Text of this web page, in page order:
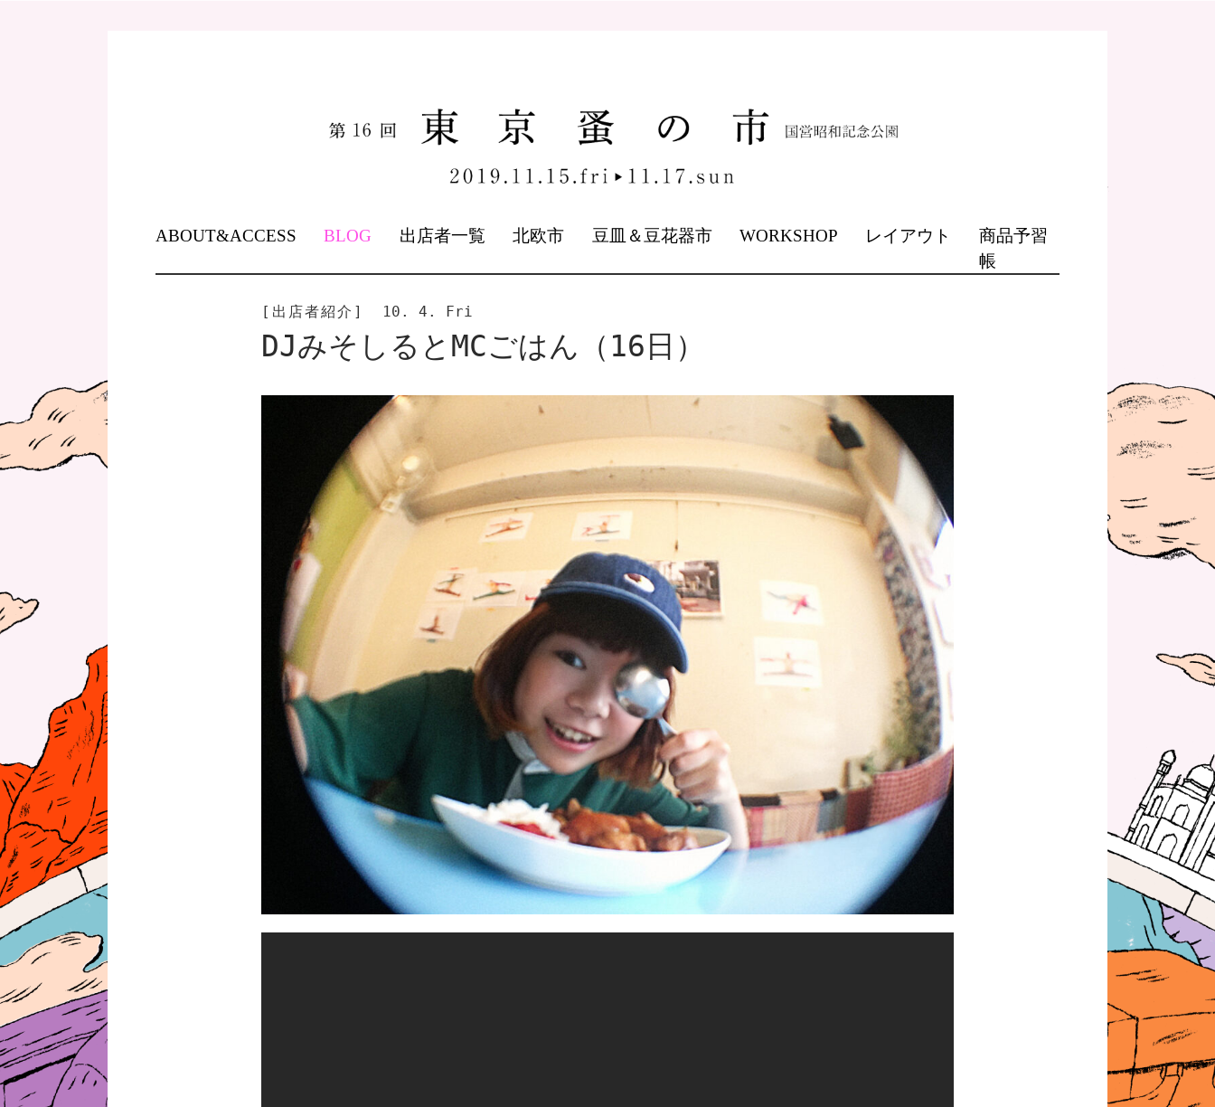
TO
CONTENT
ABOUT&ACCESS BLOG 出店者一覧 北欧市 豆皿＆豆花器市 WORKSHOP レイアウト
商品予習
帳
[出店者紹介] 10. 4. Fri
DJみそしるとMCごはん（16日）